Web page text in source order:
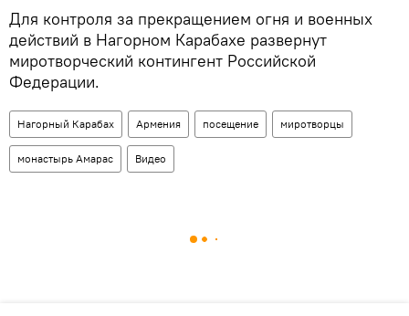
Для контроля за прекращением огня и военных
действий в Нагорном Карабахе развернут
миротворческий контингент Российской
Федерации.
Нагорный Карабах Армения посещение миротворцы
монастырь Амарас Видео